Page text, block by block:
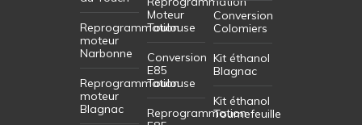
Reprogrammation
moteur
Narbonne
Reprogrammation
moteur
Blagnac
Moteur
Toulouse
Conversion
E85
Toulouse
Reprogrammation
Conversion
Colomiers
Kit éthanol
Blagnac
Kit éthanol
Tournefeuille